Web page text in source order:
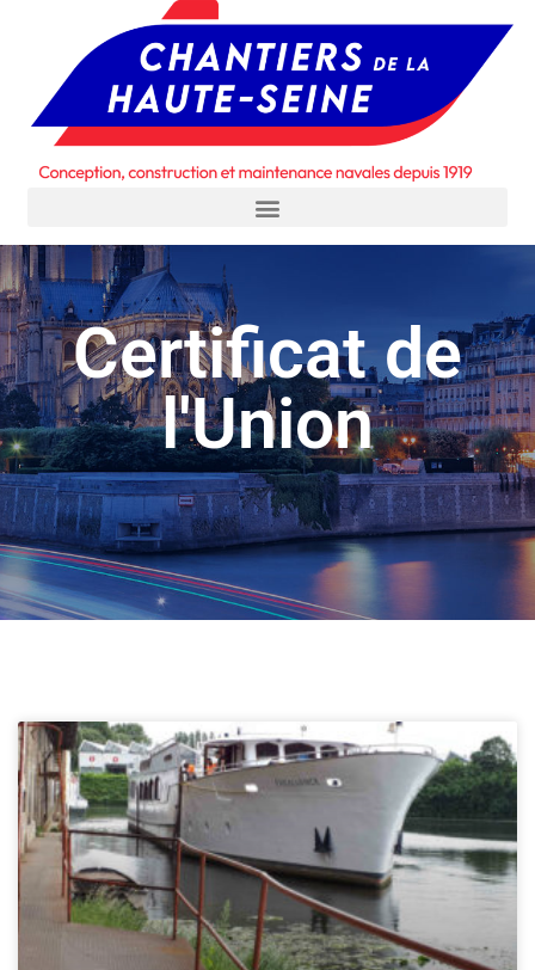
Certificat de
l'Union